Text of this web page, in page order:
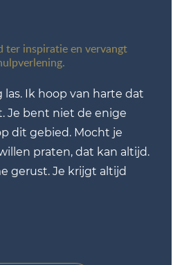
ter inspiratie en vervangt
Ik hoop van harte dat
Je bent niet de enige
dit gebied. Mocht je
praten, dat kan altijd.
gerust. Je krijgt altijd